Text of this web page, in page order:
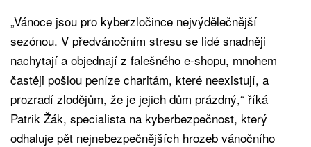
„Vánoce jsou pro kyberzločince nejvýdělečnější
sezónou. V předvánočním stresu se lidé snadněji
nachytají a objednají z falešného e-shopu, mnohem
častěji pošlou peníze charitám, které neexistují, a
prozradí zlodějům, že je jejich dům prázdný,“ říká
Patrik Žák, specialista na kyberbezpečnost, který
odhaluje pět nejnebezpečnějších hrozeb vánočního